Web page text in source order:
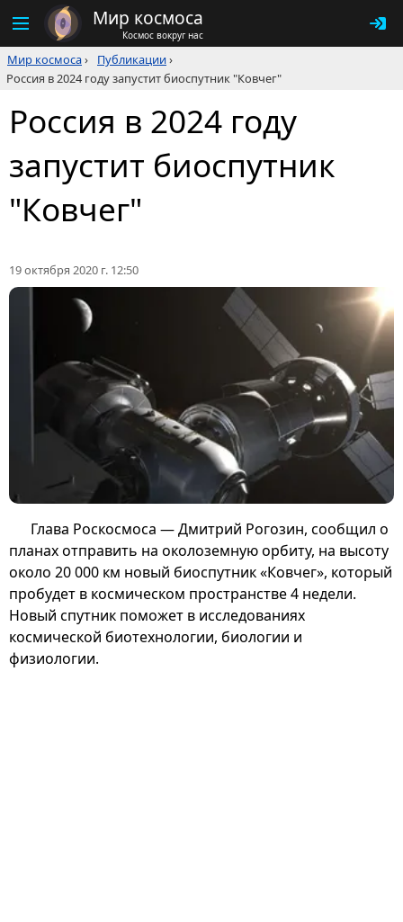
Мир космоса
Космос вокруг нас
Мир космоса› Публикации›
Россия в 2024 году запустит биоспутник "Ковчег"
Россия в 2024 году
запустит биоспутник
"Ковчег"
19 октября 2020 г. 12:50
Глава Роскосмоса — Дмитрий Рогозин, сообщил о
планах отправить на околоземную орбиту, на высоту
около 20 000 км новый биоспутник «Ковчег», который
пробудет в космическом пространстве 4 недели.
Новый спутник поможет в исследованиях
космической биотехнологии, биологии и
физиологии.